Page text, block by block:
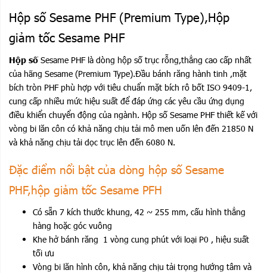
Hộp số Sesame PHF (Premium Type),Hộp
giảm tốc Sesame PHF
Hộp sốSesame PHF là dòng hộp số trục rỗng,thẳng cao cấp nhất
của hãng Sesame (Premium Type).Đầu bánh răng hành tinh ,mặt
bích tròn PHF phù hợp với tiêu chuẩn mặt bích rô bốt ISO 9409-1,
cung cấp nhiều mức hiệu suất để đáp ứng các yêu cầu ứng dụng
điều khiển chuyển động của ngành. Hộp số Sesame PHF thiết kế với
vòng bi lăn côn có khả năng chịu tải mô men uốn lên đến 21850 N
và khả năng chịu tải dọc trục lên đến 6080 N.
Đặc điểm nổi bật của dòng hộp số Sesame
PHF,hộp giảm tốc Sesame PFH
Có sẵn 7 kích thước khung, 42 ~ 255 mm, cấu hình thẳng
hàng hoặc góc vuông
Khe hở bánh răng 1 vòng cung phút với loại P0 , hiệu suất
tối ưu
Vòng bi lăn hình côn, khả năng chịu tải trọng hướng tâm và